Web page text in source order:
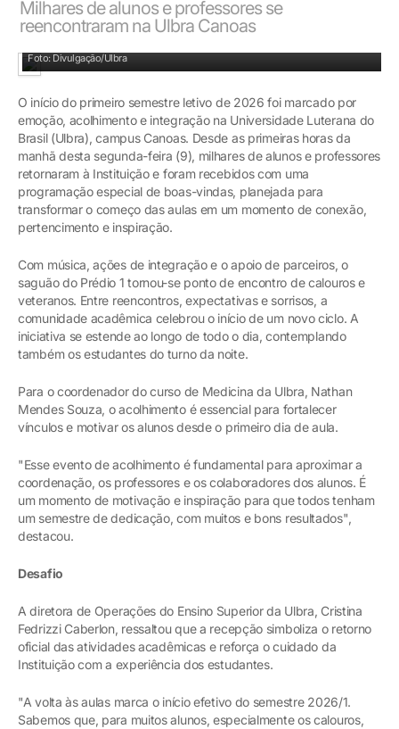
Milhares de alunos e professores se
reencontraram na Ulbra Canoas
Foto: Divulgação/Ulbra
O início do primeiro semestre letivo de 2026 foi marcado por
emoção, acolhimento e integração na Universidade Luterana do
Brasil (Ulbra), campus Canoas. Desde as primeiras horas da
manhã desta segunda-feira (9), milhares de alunos e professores
retornaram à Instituição e foram recebidos com uma
programação especial de boas-vindas, planejada para
transformar o começo das aulas em um momento de conexão,
pertencimento e inspiração.
Com música, ações de integração e o apoio de parceiros, o
saguão do Prédio 1 tornou-se ponto de encontro de calouros e
veteranos. Entre reencontros, expectativas e sorrisos, a
comunidade acadêmica celebrou o início de um novo ciclo. A
iniciativa se estende ao longo de todo o dia, contemplando
também os estudantes do turno da noite.
Para o coordenador do curso de Medicina da Ulbra, Nathan
Mendes Souza, o acolhimento é essencial para fortalecer
vínculos e motivar os alunos desde o primeiro dia de aula.
"Esse evento de acolhimento é fundamental para aproximar a
coordenação, os professores e os colaboradores dos alunos. É
um momento de motivação e inspiração para que todos tenham
um semestre de dedicação, com muitos e bons resultados",
destacou.
Desafio
A diretora de Operações do Ensino Superior da Ulbra, Cristina
Fedrizzi Caberlon, ressaltou que a recepção simboliza o retorno
oficial das atividades acadêmicas e reforça o cuidado da
Instituição com a experiência dos estudantes.
"A volta às aulas marca o início efetivo do semestre 2026/1.
Sabemos que, para muitos alunos, especialmente os calouros,